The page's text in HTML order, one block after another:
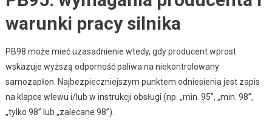
warunki pracy silnika
PB98 może mieć uzasadnienie wtedy, gdy producent wprost
wskazuje wyższą odporność paliwa na niekontrolowany
samozapłon. Najbezpieczniejszym punktem odniesienia jest zapis
na klapce wlewu i/lub w instrukcji obsługi (np. „min. 95”, „min. 98”,
„tylko 98” lub „zalecane 98”).